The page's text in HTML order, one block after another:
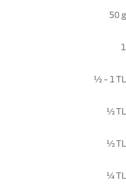
50 g
1
½ - 1 TL
½ TL
½ TL
¼ TL